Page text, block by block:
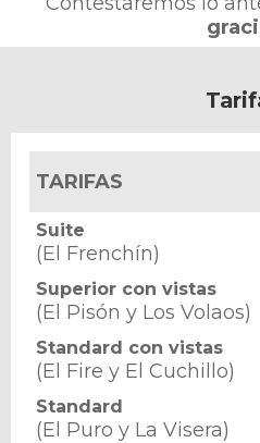
TARIFAS
Suite
(El Frenchín)
Superior con vistas
(El Pisón y Los Volaos)
Standard con vistas
(El Fire y El Cuchillo)
Standard
(El Puro y La Visera)